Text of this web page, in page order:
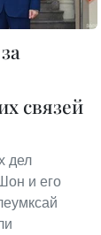
связей
дел
и его